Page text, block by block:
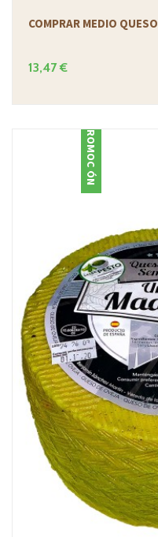
COMPRAR MEDIO
13,47 €
PROMOCIÓN